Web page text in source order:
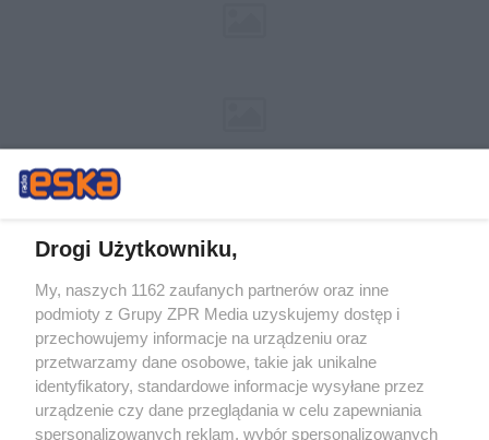
Żaden utwór zamieszczony w serwisie nie może być powielany i
rozpowszechniany lub dalej rozpowszechniany w jakikolwiek sposób (w
tym także elektroniczny lub mechaniczny) na jakimkolwiek polu
eksploatacji w jakiejkolwiek formie, włącznie z umieszczaniem w
Internecie bez pisemnej zgody właściciela praw. Jakiekolwiek użycie lub
wykorzystanie utworów w całości lub w części z naruszeniem prawa,
tzn. bez właściwej zgody, jest zabronione pod groźbą kary i może być
ścigane prawnie.
Drogi Użytkowniku,
My, naszych 1162 zaufanych partnerów oraz inne
podmioty z Grupy ZPR Media uzyskujemy dostęp i
przechowujemy informacje na urządzeniu oraz
przetwarzamy dane osobowe, takie jak unikalne
identyfikatory, standardowe informacje wysyłane przez
urządzenie czy dane przeglądania w celu zapewniania
spersonalizowanych reklam, wybór spersonalizowanych